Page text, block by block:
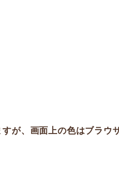
が、画面上の色はブラウ